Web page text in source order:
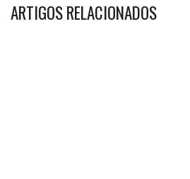
ARTIGOS RELACIONADOS